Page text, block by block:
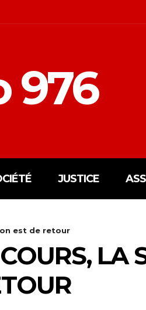
976
JUSTICE
est de retour
LA